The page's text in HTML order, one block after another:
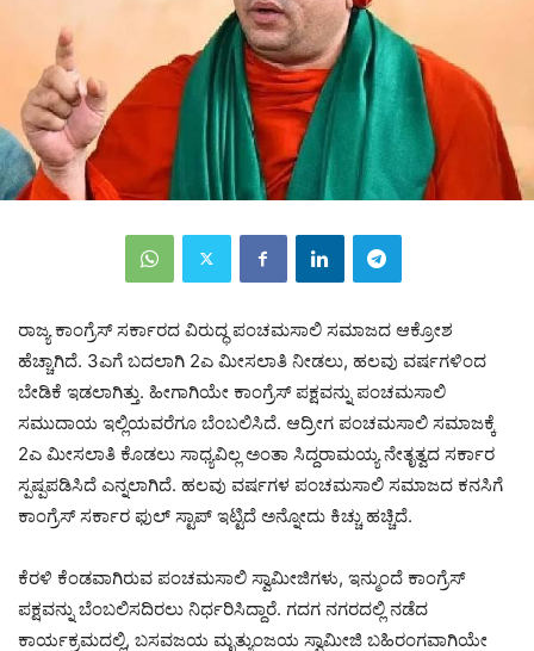
ರಾಜ್ಯ ಕಾಂಗ್ರೆಸ್ ಸರ್ಕಾರದ ವಿರುದ್ಧ ಪಂಚಮಸಾಲಿ ಸಮಾಜದ ಆಕ್ರೋಶ
ಹೆಚ್ಚಾಗಿದೆ. 3ಎಗೆ ಬದಲಾಗಿ 2ಎ ಮೀಸಲಾತಿ ನೀಡಲು, ಹಲವು ವರ್ಷಗಳಿಂದ
ಬೇಡಿಕೆ ಇಡಲಾಗಿತ್ತು. ಹೀಗಾಗಿಯೇ ಕಾಂಗ್ರೆಸ್ ಪಕ್ಷವನ್ನು ಪಂಚಮಸಾಲಿ
ಸಮುದಾಯ ಇಲ್ಲಿಯವರೆಗೂ ಬೆಂಬಲಿಸಿದೆ. ಆದ್ರೀಗ ಪಂಚಮಸಾಲಿ ಸಮಾಜಕ್ಕೆ
2ಎ ಮೀಸಲಾತಿ ಕೊಡಲು ಸಾಧ್ಯವಿಲ್ಲ ಅಂತಾ ಸಿದ್ದರಾಮಯ್ಯ ನೇತೃತ್ವದ ಸರ್ಕಾರ
ಸ್ಪಷ್ಪಪಡಿಸಿದೆ ಎನ್ನಲಾಗಿದೆ. ಹಲವು ವರ್ಷಗಳ ಪಂಚಮಸಾಲಿ ಸಮಾಜದ ಕನಸಿಗೆ
ಕಾಂಗ್ರೆಸ್ ಸರ್ಕಾರ ಫುಲ್ ಸ್ಟಾಪ್ ಇಟ್ಟಿದೆ ಅನ್ನೋದು ಕಿಚ್ಚು ಹಚ್ಚಿದೆ.
ಕೆರಳಿ ಕೆಂಡವಾಗಿರುವ ಪಂಚಮಸಾಲಿ ಸ್ವಾಮೀಜಿಗಳು, ಇನ್ಮುಂದೆ ಕಾಂಗ್ರೆಸ್‌
ಪಕ್ಷವನ್ನು ಬೆಂಬಲಿಸದಿರಲು ನಿರ್ಧರಿಸಿದ್ದಾರೆ. ಗದಗ ನಗರದಲ್ಲಿ ನಡೆದ
ಕಾರ್ಯಕ್ರಮದಲ್ಲಿ, ಬಸವಜಯ ಮೃತ್ಯುಂಜಯ ಸ್ವಾಮೀಜಿ ಬಹಿರಂಗವಾಗಿಯೇ